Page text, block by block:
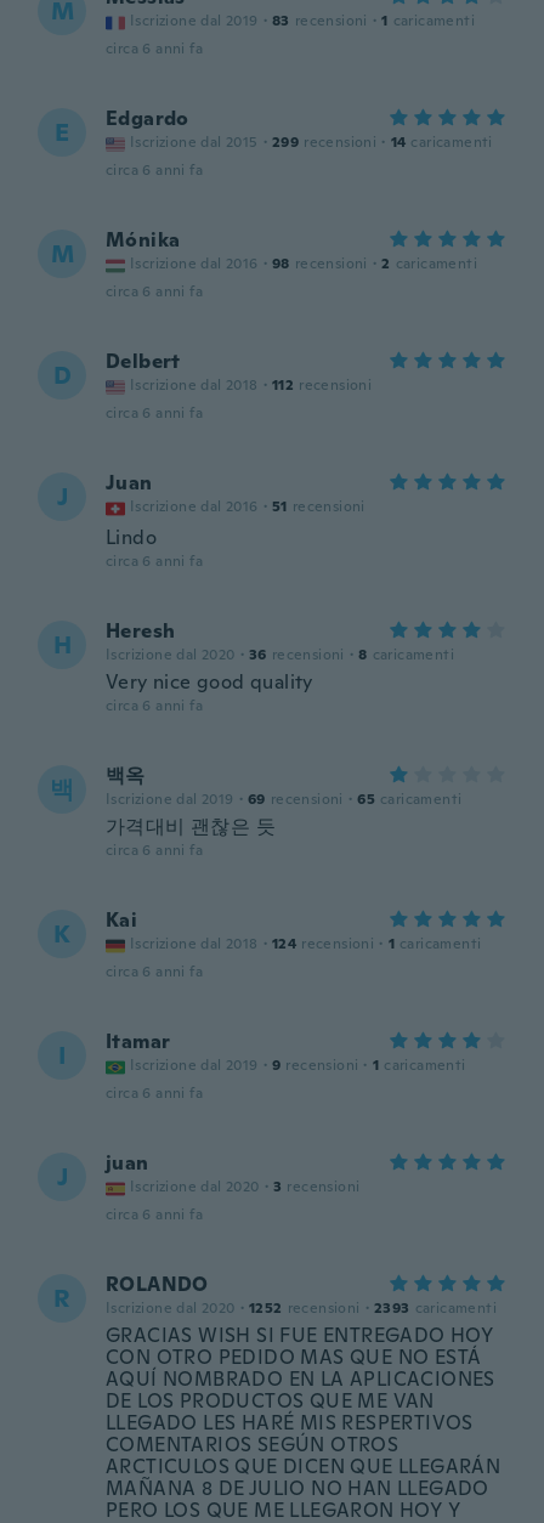
M Iscrizione dal 2019 · 83 recensioni · 1 caricamenti
circa 6 anni fa
E Edgardo
Iscrizione dal 2015 · 299 recensioni · 14 caricamenti
circa 6 anni fa
M Mónika
Iscrizione dal 2016 · 98 recensioni · 2 caricamenti
circa 6 anni fa
D Delbert
Iscrizione dal 2018 · 112 recensioni
circa 6 anni fa
J Juan
Iscrizione dal 2016 · 51 recensioni
Lindo
circa 6 anni fa
H Heresh
Iscrizione dal 2020 · 36 recensioni · 8 caricamenti
Very nice good quality
circa 6 anni fa
백 백옥
Iscrizione dal 2019 · 69 recensioni · 65 caricamenti
가격대비 괜찮은 듯
circa 6 anni fa
K Kai
Iscrizione dal 2018 · 124 recensioni · 1 caricamenti
circa 6 anni fa
I Itamar
Iscrizione dal 2019 · 9 recensioni · 1 caricamenti
circa 6 anni fa
J juan
Iscrizione dal 2020 · 3 recensioni
circa 6 anni fa
R ROLANDO
Iscrizione dal 2020 · 1252 recensioni · 2393 caricamenti
GRACIAS WISH SI FUE ENTREGADO HOY
CON OTRO PEDIDO MAS QUE NO ESTÁ
AQUÍ NOMBRADO EN LA APLICACIONES
DE LOS PRODUCTOS QUE ME VAN
LLEGADO LES HARÉ MIS RESPERTIVOS
COMENTARIOS SEGÚN OTROS
ARCTICULOS QUE DICEN QUE LLEGARÁN
MAÑANA 8 DE JULIO NO HAN LLEGADO
PERO LOS QUE ME LLEGARON HOY Y